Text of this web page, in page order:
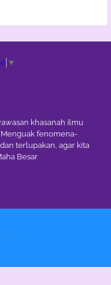
▼
khasanah ilmu
fenomena-
terlupakan, agar kita
Besar